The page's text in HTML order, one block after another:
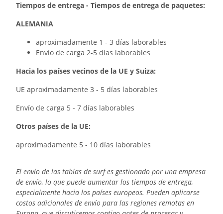
Tiempos de entrega - Tiempos de entrega de paquetes:
ALEMANIA
aproximadamente 1 - 3 días laborables
Envío de carga 2-5 días laborables
Hacia los países vecinos de la UE y Suiza:
UE aproximadamente 3 - 5 días laborables
Envío de carga 5 - 7 días laborables
Otros países de la UE:
aproximadamente 5 - 10 días laborables
El envío de las tablas de surf es gestionado por una empresa
de envío, lo que puede aumentar los tiempos de entrega,
especialmente hacia los países europeos. Pueden aplicarse
costos adicionales de envío para las regiones remotas en